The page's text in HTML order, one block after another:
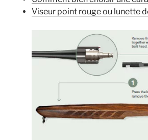
Viseur point rouge ou lunette